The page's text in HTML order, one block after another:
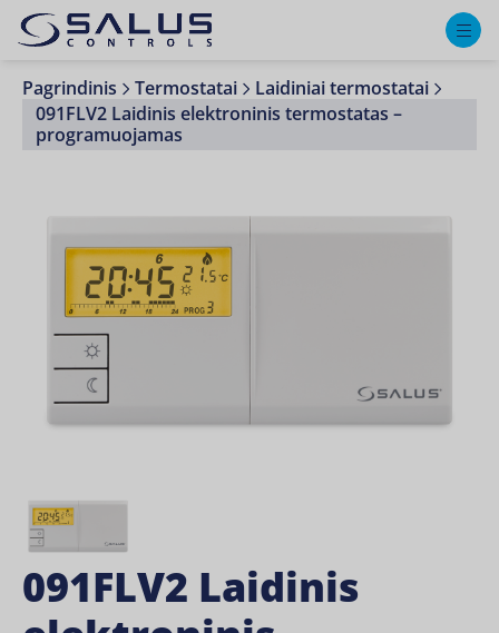
Pagrindinis Termostatai
Laidiniai termostatai
091FLV2 Laidinis elektroninis termostatas –
programuojamas
091FLV2 Laidinis